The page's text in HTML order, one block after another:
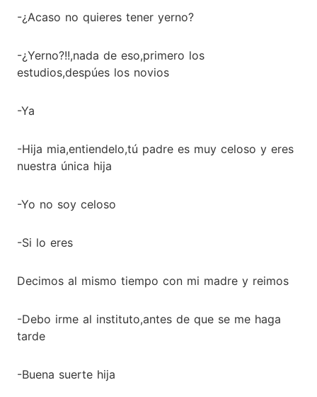
-¿Acaso no quieres tener yerno?
-¿Yerno?!!,nada de eso,primero los
estudios,despúes los novios
-Ya
-Hija mia,entiendelo,tú padre es muy celoso y eres
nuestra única hija
-Yo no soy celoso
-Si lo eres
Decimos al mismo tiempo con mi madre y reimos
-Debo irme al instituto,antes de que se me haga
tarde
-Buena suerte hija